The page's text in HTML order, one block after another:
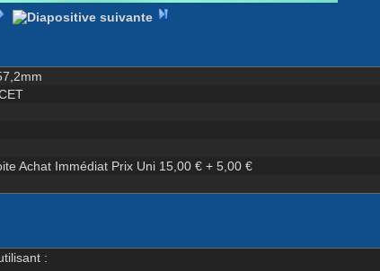
Achat Immédiat Prix Uni 15,00 € + 5,00 €
: